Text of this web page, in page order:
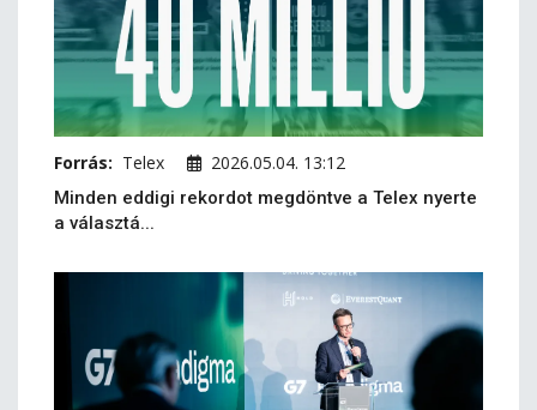
Forrás: Telex 2026.05.04. 13:12
Minden eddigi rekordot megdöntve a Telex nyerte
a választá...